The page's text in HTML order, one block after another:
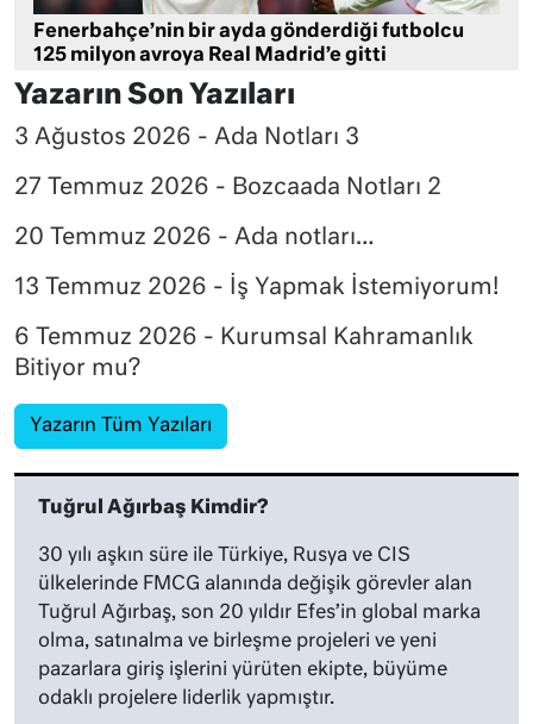
Fenerbahçe’nin bir ayda gönderdiği futbolcu
125 milyon avroya Real Madrid’e gitti
Yazarın Son Yazıları
3 Ağustos 2026 - Ada Notları 3
27 Temmuz 2026 - Bozcaada Notları 2
20 Temmuz 2026 - Ada notları…
13 Temmuz 2026 - İş Yapmak İstemiyorum!
6 Temmuz 2026 - Kurumsal Kahramanlık
Bitiyor mu?
Yazarın Tüm Yazıları
Tuğrul Ağırbaş Kimdir?
30 yılı aşkın süre ile Türkiye, Rusya ve CIS
ülkelerinde FMCG alanında değişik görevler alan
Tuğrul Ağırbaş, son 20 yıldır Efes’in global marka
olma, satınalma ve birleşme projeleri ve yeni
pazarlara giriş işlerini yürüten ekipte, büyüme
odaklı projelere liderlik yapmıştır.